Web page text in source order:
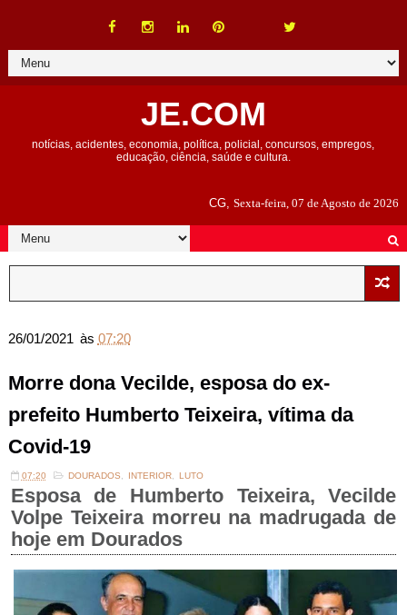
JE.COM
notícias, acidentes, economia, política, policial, concursos, empregos,
educação, ciência, saúde e cultura.
CG,Sexta-feira, 07 de Agosto de 2026
26/01/2021 às 07:20
Morre dona Vecilde, esposa do ex-
prefeito Humberto Teixeira, vítima da
Covid-19
07:20 DOURADOS INTERIOR, LUTO
Esposa de Humberto Teixeira, Vecilde
Volpe Teixeira morreu na madrugada de
hoje em Dourados